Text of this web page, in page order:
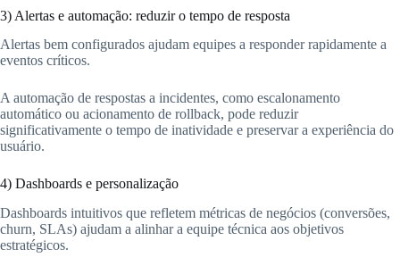
3) Alertas e automação: reduzir o tempo de resposta
Alertas bem configurados ajudam equipes a responder rapidamente a
eventos críticos.
A automação de respostas a incidentes, como escalonamento
automático ou acionamento de rollback, pode reduzir
significativamente o tempo de inatividade e preservar a experiência do
usuário.
4) Dashboards e personalização
Dashboards intuitivos que refletem métricas de negócios (conversões,
churn, SLAs) ajudam a alinhar a equipe técnica aos objetivos
estratégicos.